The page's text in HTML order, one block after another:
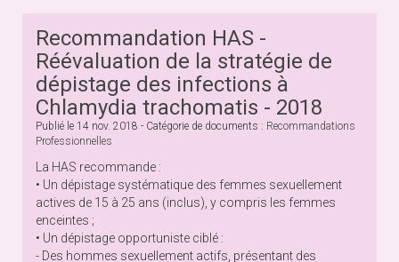
Recommandation HAS -
Réévaluation de la stratégie de
dépistage des infections à
Chlamydia trachomatis - 2018
Publié le 14 nov. 2018 - Catégorie de documents : Recommandations
Professionnelles
La HAS recommande :
• Un dépistage systématique des femmes sexuellement
actives de 15 à 25 ans (inclus), y compris les femmes
enceintes ;
• Un dépistage opportuniste ciblé :
- Des hommes sexuellement actifs, présentant des